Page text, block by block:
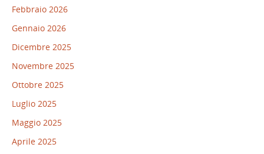
Febbraio 2026
Gennaio 2026
Dicembre 2025
Novembre 2025
Ottobre 2025
Luglio 2025
Maggio 2025
Aprile 2025